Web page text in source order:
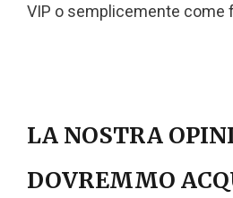
VIP o semplicemente come
LA NOSTRA
DOVREMMO